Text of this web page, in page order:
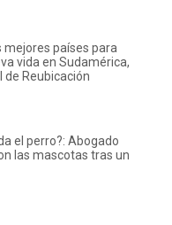
mejores países para
vida en Sudamérica,
de Reubicación
el perro?: Abogado
las mascotas tras un